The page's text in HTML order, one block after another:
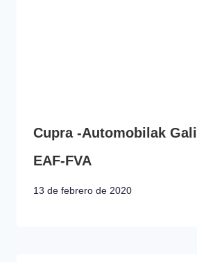
Cupra -Automobilak
EAF-FVA
13 de febrero de 2020